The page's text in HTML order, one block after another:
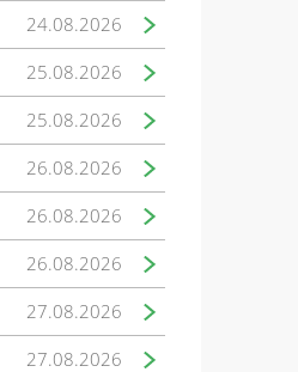
24.08.2026
25.08.2026
25.08.2026
26.08.2026
26.08.2026
26.08.2026
27.08.2026
27.08.2026